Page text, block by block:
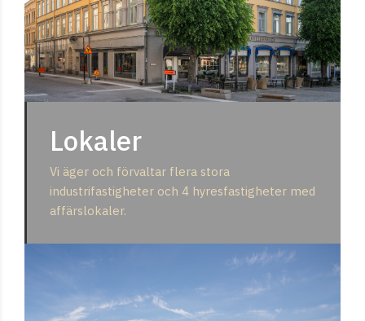
Lokaler
Vi äger och förvaltar flera stora
industrifastigheter och 4 hyresfastigheter med
affärslokaler.